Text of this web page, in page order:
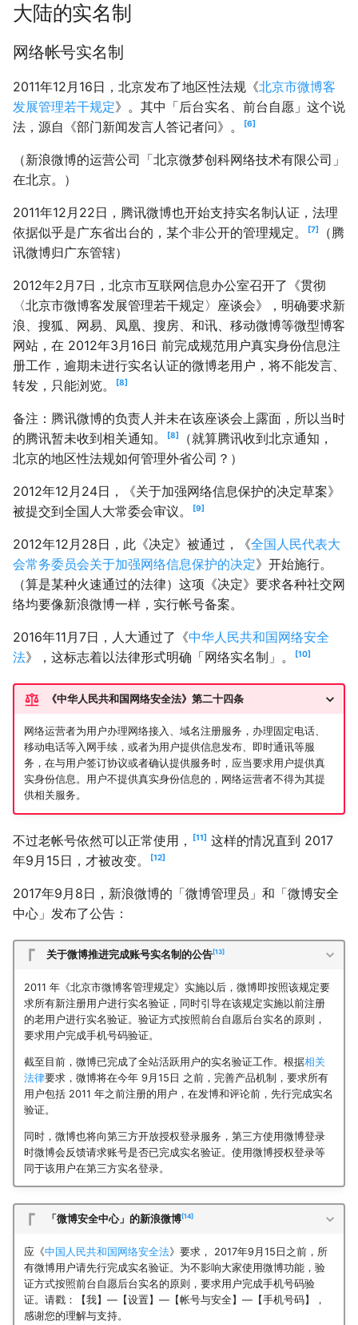
大陆的实名制
网络帐号实名制
2011年12月16日，北京发布了地区性法规《北京市微博客
发展管理若干规定》。其中「后台实名、前台自愿」这个说
法，源自《部门新闻发言人答记者问》。
6
（新浪微博的运营公司「北京微梦创科网络技术有限公司」
在北京。）
2011年12月22日，腾讯微博也开始支持实名制认证，法理
依据似乎是广东省出台的，某个非公开的管理规定。
7
（腾
讯微博归广东管辖）
2012年2月7日，北京市互联网信息办公室召开了《贯彻
〈北京市微博客发展管理若干规定〉座谈会》，明确要求新
浪、搜狐、网易、凤凰、搜房、和讯、移动微博等微型博客
网站，在 2012年3月16日 前完成规范用户真实身份信息注
册工作，逾期未进行实名认证的微博老用户，将不能发言、
转发，只能浏览。
8
备注：腾讯微博的负责人并未在该座谈会上露面，所以当时
的腾讯暂未收到相关通知。
8
（就算腾讯收到北京通知，
北京的地区性法规如何管理外省公司？）
2012年12月24日，《关于加强网络信息保护的决定草案》
被提交到全国人大常委会审议。
9
2012年12月28日，此《决定》被通过，《全国人民代表大
会常务委员会关于加强网络信息保护的决定》开始施行。
（算是某种火速通过的法律）这项《决定》要求各种社交网
络均要像新浪微博一样，实行帐号备案。
2016年11月7日，人大通过了《中华人民共和国网络安全
法》，这标志着以法律形式明确「网络实名制」。 10
《中华人民共和国网络安全法》第二十四条
网络运营者为用户办理网络接入、域名注册服务，办理固定电话、
移动电话等入网手续，或者为用户提供信息发布、即时通讯等服
务，在与用户签订协议或者确认提供服务时，应当要求用户提供真
实身份信息。用户不提供真实身份信息的，网络运营者不得为其提
供相关服务。
不过老帐号依然可以正常使用， 11
这样的情况直到 2017
年9月15日，才被改变。
12
2017年9月8日，新浪微博的「微博管理员」和「微博安全
中心」发布了公告：
关于微博推进完成账号实名制的公告 13
2011 年《北京市微博客管理规定》实施以后，微博即按照该规定要
求所有新注册用户进行实名验证，同时引导在该规定实施以前注册
的老用户进行实名验证。验证方式按照前台自愿后台实名的原则，
要求用户完成手机号码验证。
截至目前，微博已完成了全站活跃用户的实名验证工作。根据相关
法律要求，微博将在今年 9月15日 之前，完善产品机制，要求所有
用户包括 2011 年之前注册的用户，在发博和评论前，先行完成实名
验证。
同时，微博也将向第三方开放授权登录服务，第三方使用微博登录
时微博会反馈请求账号是否已完成实名验证。使用微博授权登录等
同于该用户在第三方实名登录。
「微博安全中心」的新浪微博 14
应《中国人民共和国网络安全法》要求， 2017年9月15日之前，所
有微博用户请先行完成实名验证。为不影响大家使用微博功能，验
证方式按照前台自愿后台实名的原则，要求用户完成手机号码验
证。请戳：【我】—【设置】—【帐号与安全】—【手机号码】，
感谢您的理解与支持。